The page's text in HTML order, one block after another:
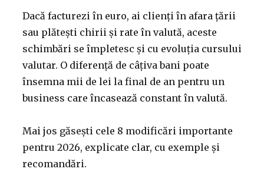
Dacă facturezi în euro, ai clienți în afara țării
sau plătești chirii și rate în valută, aceste
schimbări se împletesc și cu evoluția cursului
valutar. O diferență de câțiva bani poate
însemna mii de lei la final de an pentru un
business care încasează constant în valută.
Mai jos găsești cele 8 modificări importante
pentru 2026, explicate clar, cu exemple și
recomandări.